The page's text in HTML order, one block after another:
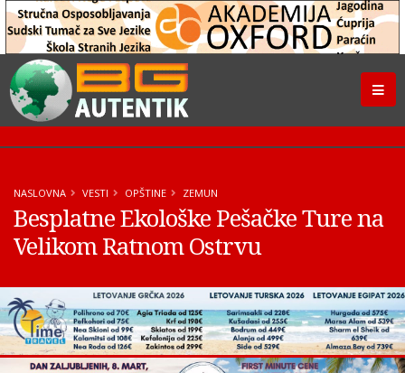
NASLOVNA VESTI OPŠTINE ZEMUN
Besplatne Ekološke Pešačke Ture na
Velikom Ratnom Ostrvu